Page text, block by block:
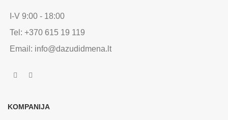
I-V 9:00 - 18:00
Tel: +370 615 19 119
Email: info@dazudidmena.lt
KOMPANIJA